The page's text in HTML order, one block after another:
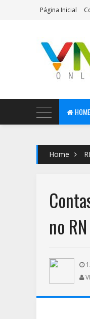
Página Inicial
AeroMag Blogger
HOME
Home
no RN